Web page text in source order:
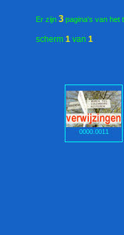
Er zijn 3 pagina's van het
0000.0011
scherm 1 van 1